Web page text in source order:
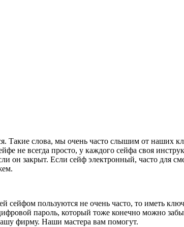
Такие слова, мы очень часто слышим от наших
не всегда просто, у каждого сейфа своя
он закрыт. Если сейф электронный, часто
сейфом пользуются не очень часто, то иметь
пароль, который тоже конечно можно
фирму. Наши мастера вам помогут.